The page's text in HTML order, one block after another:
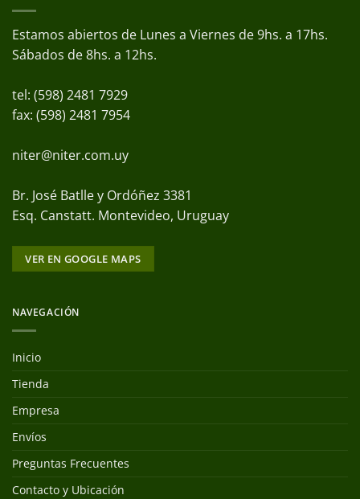
Estamos abiertos de Lunes a Viernes de 9hs. a 17hs.
Sábados de 8hs. a 12hs.
tel: (598) 2481 7929
fax: (598) 2481 7954
niter@niter.com.uy
Br. José Batlle y Ordóñez 3381
Esq. Canstatt. Montevideo, Uruguay
VER EN GOOGLE MAPS
NAVEGACIÓN
Inicio
Tienda
Empresa
Envíos
Preguntas Frecuentes
Contacto y Ubicación